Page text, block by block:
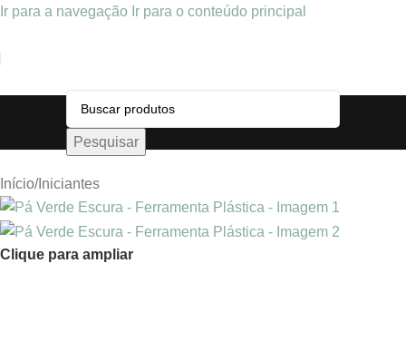
Ir para a navegação Ir para o conteúdo principal
Pesquisar
Início/Iniciantes
Clique para ampliar